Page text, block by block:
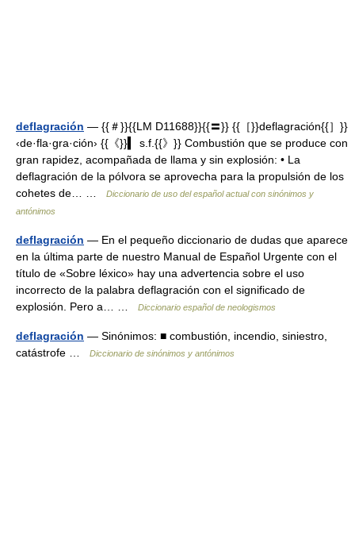
deflagración — {{＃}}{{LM D11688}}{{〓}} {{［}}deflagración{{］}}
‹de·fla·gra·ción› {{《}}▍ s.f.{{》}} Combustión que se produce con
gran rapidez, acompañada de llama y sin explosión: • La
deflagración de la pólvora se aprovecha para la propulsión de los
cohetes de… …
Diccionario de uso del español actual con sinónimos y
antónimos
deflagración — En el pequeño diccionario de dudas que aparece
en la última parte de nuestro Manual de Español Urgente con el
título de «Sobre léxico» hay una advertencia sobre el uso
incorrecto de la palabra deflagración con el significado de
explosión. Pero a… …
Diccionario español de neologismos
deflagración — Sinónimos: ■ combustión, incendio, siniestro,
catástrofe …
Diccionario de sinónimos y antónimos